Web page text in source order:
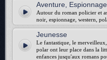
Aventure,
Autour du roman policier et
noir, espionnage, western,
Jeunesse
Le fantastique, le
polar ont leur place dans la
enfances jusqu'aux romans